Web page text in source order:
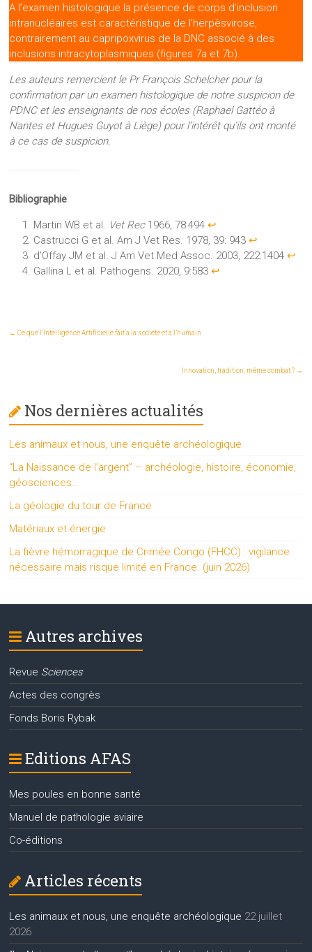
A l’examen histologique la présence de corps d’inclusion
intranucléaires est caractéristique de l’herpèsvirose,
contrairement au capripoxvirus de la DNC associé à des
inclusions intracytoplasmiques (figures 7a et 7b).
Les auteurs remercient le Pr François Schelcher pour la
confirmation par un examen histologique de notre suspicion de
PDNC et les enseignants de nos écoles (Raphael Gattéo à
Nantes et Hugues Guyot à Liège) pour l’intérêt qu’ils ont monté
à ce cas de suspicion.
Bibliographie
Martin WB et al. Vet Rec1966, 78:494↩︎
Castrucci G et al. Am J Vet Res. 1978, 39: 943↩︎
d’Offay JM et al. J Am Vet Med Assoc. 2003, 222:1404↩︎
Gallina L et al. Pathogens. 2020, 9:583↩︎
← Ce que l’Intelligence Artificielle fait à la société et à l’humain
Innovation, tradition, même combat ? →
Nos dernières actualités
Les animaux et nous, une enquête archéologique
“La Naissance de l’argent” – archéologie, histoire, économie,
géosciences…
La géologie du tour de France
Matériaux et énergie
La fièvre hémorragique de Crimée Congo (FHCC) : vigilance
nécessaire mais risque limité en France. (juin 2026)
Autres archives
Revue Sciences
Actes des congrès
Fonds Boris Rybak
Editions AFAS
Mes poules en bonne santé
Manuel de pathologie aviaire
Co-éditions
Articles récents
Les animaux et nous, une enquête archéologique 22 juillet
2026